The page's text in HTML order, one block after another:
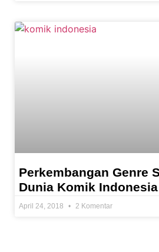
Perkembangan Genre
Dunia Komik Indonesia
April 24, 2018 2 Komentar